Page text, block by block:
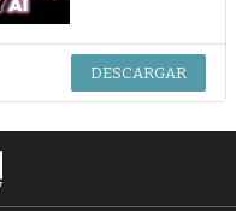
DESCARGAR